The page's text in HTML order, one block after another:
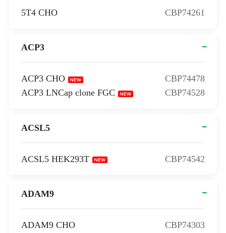
5T4 CHO CBP74261
ACP3
ACP3 CHO
CBP74478
ACP3 LNCap clone FGC
CBP74528
ACSL5
ACSL5 HEK293T CBP74542
ADAM9
ADAM9 CHO CBP74303